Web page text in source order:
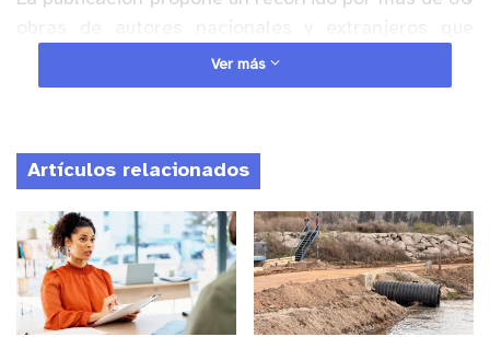
retratan la evolución de la ciudad puerto entre el
siglo XIX y comienzos del XX. El libro, desarrollado
Instituto de Historia y del Instituto de Arte,
respectivamente, quienes lideraron este trabajo
junto a diversos especialistas de ambas áreas del
conocimiento.
Anuncio Patrocinado
Ver más
Artículos relacionados